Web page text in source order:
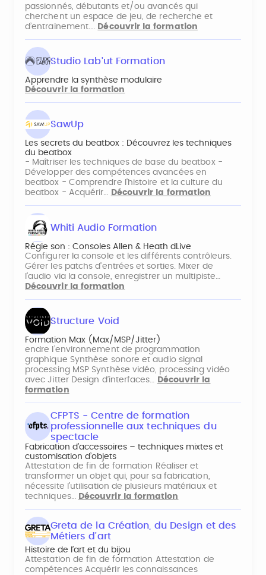
passionnés, débutants et/ou avancés qui
cherchent un espace de jeu, de recherche et
d’entrainement.…
Découvrir la formation
Studio Lab'ut Formation
Apprendre la synthèse modulaire
Découvrir la formation
SawUp
Les secrets du beatbox : Découvrez les techniques
du beatbox
- Maîtriser les techniques de base du beatbox -
Développer des compétences avancées en
beatbox - Comprendre l'histoire et la culture du
beatbox - Acquérir… Découvrir la formation
Whiti Audio Formation
Régie son : Consoles Allen & Heath dLive
Configurer la console et les différents contrôleurs.
Gérer les patchs d'entrées et sorties. Mixer de
l'audio via la console, enregistrer un multipiste…
Découvrir la formation
Structure Void
Formation Max (Max/MSP/Jitter)
endre l’environnement de programmation
graphique Synthèse sonore et audio signal
processing MSP Synthèse vidéo, processing vidéo
avec Jitter Design d’interfaces… Découvrir la
formation
CFPTS - Centre de formation
professionnelle aux techniques du
spectacle
Fabrication d’accessoires – techniques mixtes et
customisation d’objets
Attestation de fin de formation Réaliser et
transformer un objet qui, pour sa fabrication,
nécessite l’utilisation de plusieurs matériaux et
techniques… Découvrir la formation
Greta de la Création, du Design et des
Métiers d'art
Histoire de l’art et du bijou
Attestation de fin de formation Attestation de
compétences Acquérir les connaissances